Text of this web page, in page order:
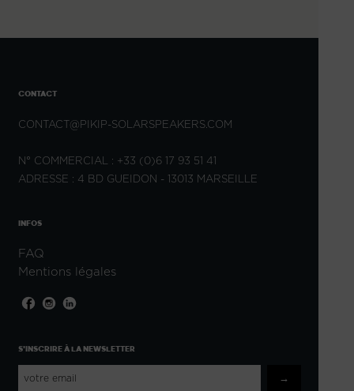
CONTACT
CONTACT@PIKIP-SOLARSPEAKERS.COM
N° COMMERCIAL : +33 (0)6 17 93 51 41
ADRESSE : 4 BD GUEIDON - 13013 MARSEILLE
INFOS
FAQ
Mentions légales
S'INSCRIRE À LA NEWSLETTER